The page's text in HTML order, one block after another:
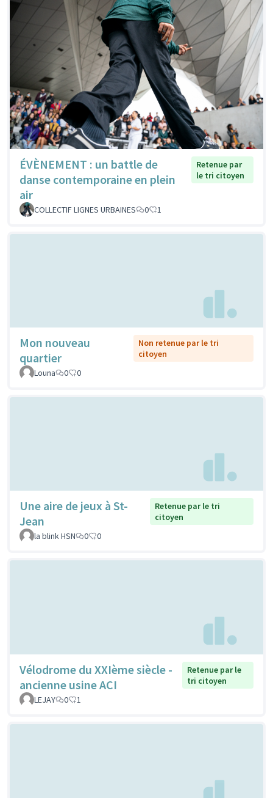
ÉVÈNEMENT : un battle de
danse contemporaine en plein
air
Retenue par
le tri citoyen
COLLECTIF LIGNES URBAINES 0 1
Mon nouveau
quartier
Non retenue par le tri
citoyen
Louna
0 0
Une aire de jeux à St-
Jean
Retenue par le tri
citoyen
la blink HSN
0 0
Vélodrome du XXIème siècle -
ancienne usine ACI
Retenue par le
tri citoyen
LEJAY
0 1